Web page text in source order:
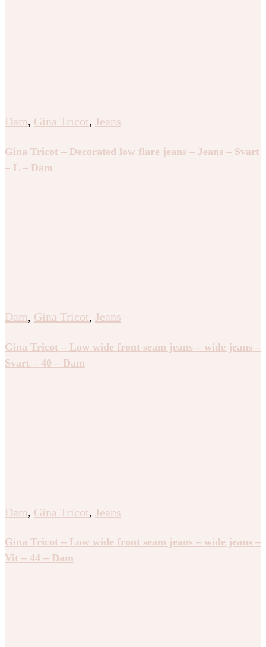
Dam, Gina Tricot, Jeans
Gina Tricot – Decorated low flare jeans – Jeans – Svart
– L – Dam
Dam, Gina Tricot, Jeans
Gina Tricot – Low wide front seam jeans – wide jeans –
Svart – 40 – Dam
Dam, Gina Tricot, Jeans
Gina Tricot – Low wide front seam jeans – wide jeans –
Vit – 44 – Dam